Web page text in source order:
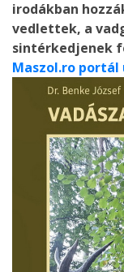
irodákban
vedlettek, a
sintérkedjenek
Maszol.ro portál